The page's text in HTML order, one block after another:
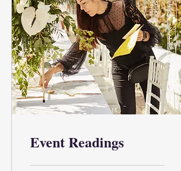
Event Readings